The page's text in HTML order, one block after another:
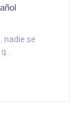
nadie se